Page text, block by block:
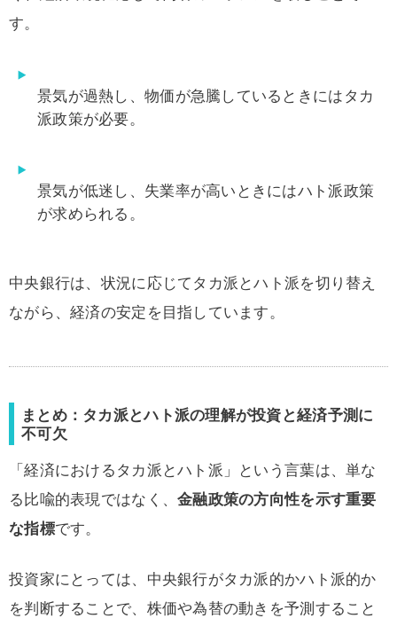
す。
景気が過熱し、物価が急騰しているときにはタカ
派政策が必要。
景気が低迷し、失業率が高いときにはハト派政策
が求められる。
中央銀行は、状況に応じてタカ派とハト派を切り替え
ながら、経済の安定を目指しています。
まとめ：タカ派とハト派の理解が投資と経済予測に
不可欠
「経済におけるタカ派とハト派」という言葉は、単な
る比喩的表現ではなく、金融政策の方向性を示す重要
な指標です。
投資家にとっては、中央銀行がタカ派的かハト派的か
を判断することで、株価や為替の動きを予測すること